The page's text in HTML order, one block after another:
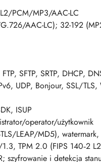
PCM/MP3/AAC-LC
AAC-LC); 32-192
SFTP, SRTP, DHCP,
UDP, Bonjour, SSL/
ISUP
operator/użytkownik
LEAP/MD5),
TPM 2.0 (FIPS 140‑2
szyfrowanie i detekcja